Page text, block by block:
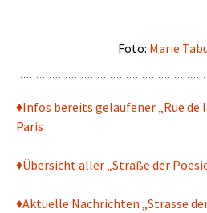
Foto: Marie
♦Infos bereits gelaufener „Rue de
Paris
♦Übersicht aller „Straße der
♦Aktuelle Nachrichten „Strasse